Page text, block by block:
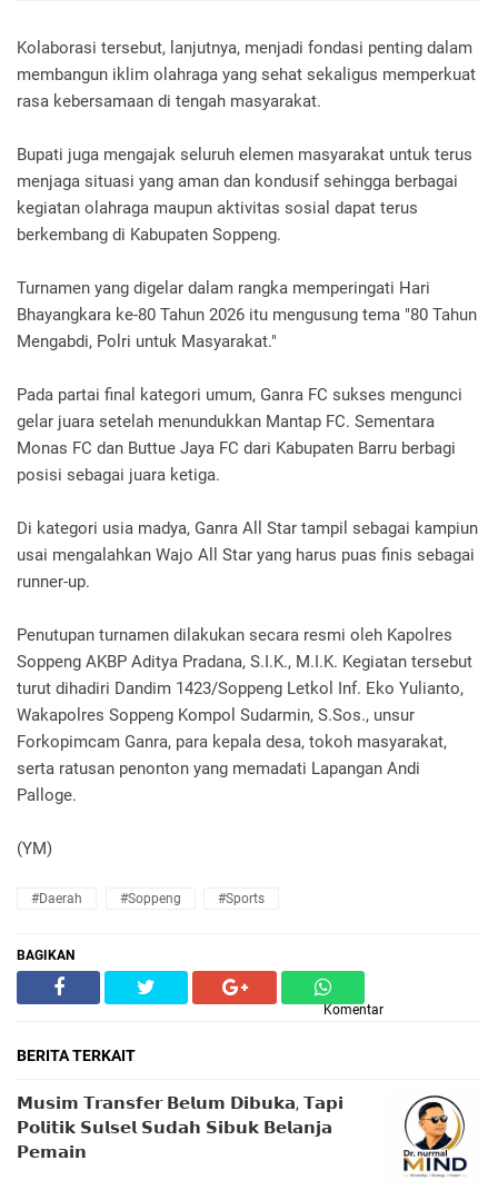
Kolaborasi tersebut, lanjutnya, menjadi fondasi penting dalam
membangun iklim olahraga yang sehat sekaligus memperkuat
rasa kebersamaan di tengah masyarakat.
Bupati juga mengajak seluruh elemen masyarakat untuk terus
menjaga situasi yang aman dan kondusif sehingga berbagai
kegiatan olahraga maupun aktivitas sosial dapat terus
berkembang di Kabupaten Soppeng.
Turnamen yang digelar dalam rangka memperingati Hari
Bhayangkara ke-80 Tahun 2026 itu mengusung tema "80 Tahun
Mengabdi, Polri untuk Masyarakat."
Pada partai final kategori umum, Ganra FC sukses mengunci
gelar juara setelah menundukkan Mantap FC. Sementara
Monas FC dan Buttue Jaya FC dari Kabupaten Barru berbagi
posisi sebagai juara ketiga.
Di kategori usia madya, Ganra All Star tampil sebagai kampiun
usai mengalahkan Wajo All Star yang harus puas finis sebagai
runner-up.
Penutupan turnamen dilakukan secara resmi oleh Kapolres
Soppeng AKBP Aditya Pradana, S.I.K., M.I.K. Kegiatan tersebut
turut dihadiri Dandim 1423/Soppeng Letkol Inf. Eko Yulianto,
Wakapolres Soppeng Kompol Sudarmin, S.Sos., unsur
Forkopimcam Ganra, para kepala desa, tokoh masyarakat,
serta ratusan penonton yang memadati Lapangan Andi
Palloge.
(YM)
#Daerah #Soppeng #Sports
BAGIKAN
Komentar
BERITA TERKAIT
𝗠𝘂𝘀𝗶𝗺 𝗧𝗿𝗮𝗻𝘀𝗳𝗲𝗿 𝗕𝗲𝗹𝘂𝗺 𝗗𝗶𝗯𝘂𝗸𝗮, 𝗧𝗮𝗽𝗶
𝗣𝗼𝗹𝗶𝘁𝗶𝗸 𝗦𝘂𝗹𝘀𝗲𝗹 𝗦𝘂𝗱𝗮𝗵 𝗦𝗶𝗯𝘂𝗸 𝗕𝗲𝗹𝗮𝗻𝗷𝗮
𝗣𝗲𝗺𝗮𝗶𝗻